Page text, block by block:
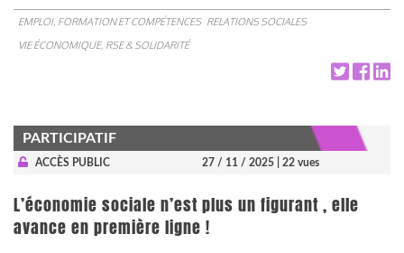
EMPLOI, FORMATION ET COMPÉTENCES RELATIONS SOCIALES
VIE ÉCONOMIQUE, RSE & SOLIDARITÉ
PARTICIPATIF
ACCÈS PUBLIC 27 / 11 / 2025 | 22 vues
L’économie sociale n’est plus un figurant , elle
avance en première ligne !